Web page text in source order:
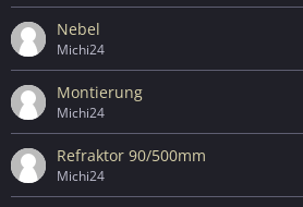
Nebel
Michi24
Montierung
Michi24
Refraktor 90/500mm
Michi24